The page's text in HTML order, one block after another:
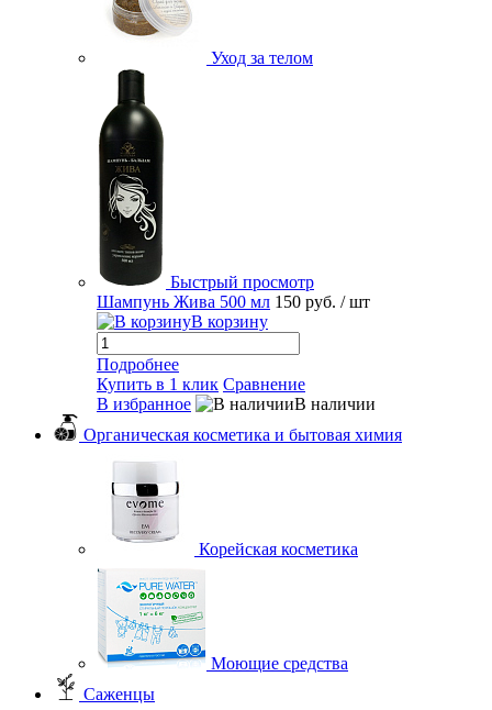
Уход за телом
Быстрый просмотр
Шампунь Жива 500 мл 150 руб. / шт
В корзину
Подробнее
Купить в 1 клик Сравнение
В избранное
В наличии
Органическая косметика и бытовая химия
Корейская косметика
Моющие средства
Саженцы